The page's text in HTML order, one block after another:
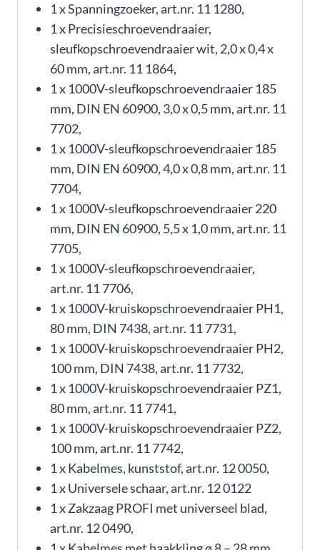
1 x Spanningzoeker, art.nr. 11 1280,
1 x Precisieschroevendraaier,
sleufkopschroevendraaier wit, 2,0 x 0,4 x
60 mm, art.nr. 11 1864,
1 x 1000V-sleufkopschroevendraaier 185
mm, DIN EN 60900, 3,0 x 0,5 mm, art.nr. 11
7702,
1 x 1000V-sleufkopschroevendraaier 185
mm, DIN EN 60900, 4,0 x 0,8 mm, art.nr. 11
7704,
1 x 1000V-sleufkopschroevendraaier 220
mm, DIN EN 60900, 5,5 x 1,0 mm, art.nr. 11
7705,
1 x 1000V-sleufkopschroevendraaier,
art.nr. 11 7706,
1 x 1000V-kruiskopschroevendraaier PH1,
80 mm, DIN 7438, art.nr. 11 7731,
1 x 1000V-kruiskopschroevendraaier PH2,
100 mm, DIN 7438, art.nr. 11 7732,
1 x 1000V-kruiskopschroevendraaier PZ1,
80 mm, art.nr. 11 7741,
1 x 1000V-kruiskopschroevendraaier PZ2,
100 mm, art.nr. 11 7742,
1 x Kabelmes, kunststof, art.nr. 12 0050,
1 x Universele schaar, art.nr. 12 0122
1 x Zakzaag PROFI met universeel blad,
art.nr. 12 0490,